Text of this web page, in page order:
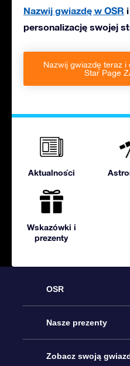
Nazwij gwiazdę w OSR
personalizację swojej
Nazwij gwiazdę teraz
Star Page
Aktualności
Wskazówki i
prezenty
OSR
Obsługa
Kontakt
Nasze prezenty
Podarunek Gwiazda
Zobacz swoją